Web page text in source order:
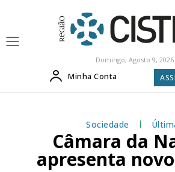
Domingo, Agosto 9, 2026
Minha Conta
Sociedade
Câmara da
apresenta